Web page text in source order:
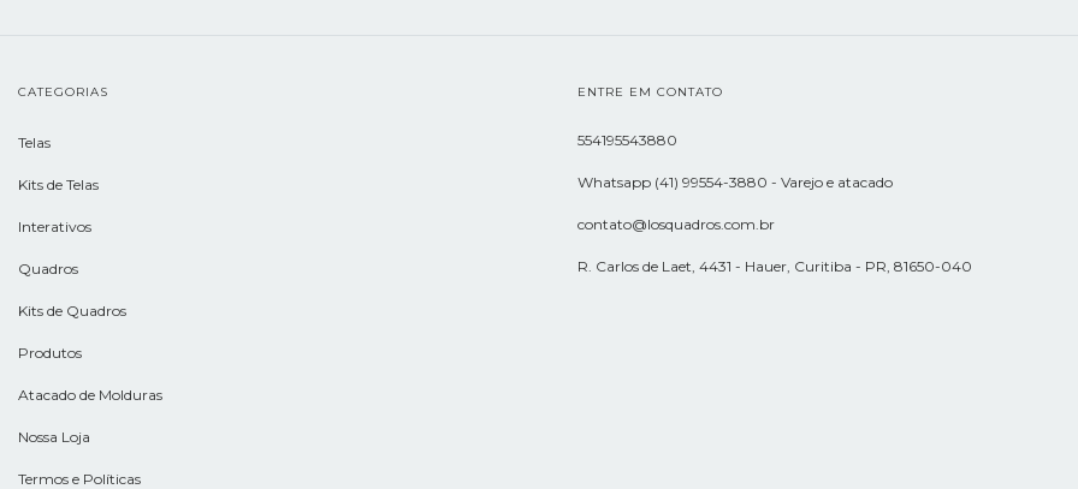
CATEGORIAS
Telas
Kits de Telas
Interativos
Quadros
Kits de Quadros
Produtos
Atacado de Molduras
Nossa Loja
Termos e Políticas
ENTRE EM CONTATO
554195543880
Whatsapp (41) 99554-3880 - Varejo e atacado
contato@losquadros.com.br
R. Carlos de Laet, 4431 - Hauer, Curitiba - PR, 81650-040